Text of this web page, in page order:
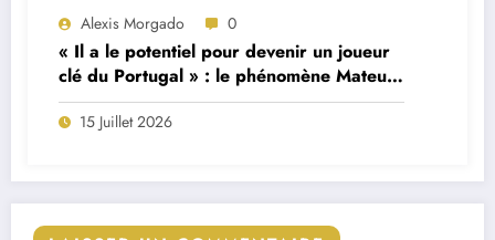
Alexis Morgado 0
« Il a le potentiel pour devenir un joueur
clé du Portugal » : le phénomène Mateus
Fernandes décrit par son ancien
formateur
15 Juillet 2026